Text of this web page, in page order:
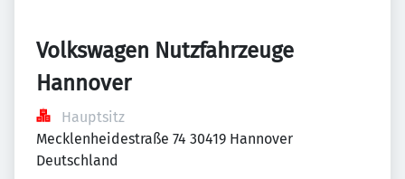
Volkswagen Nutzfahrzeuge
Hannover
Hauptsitz
Mecklenheidestraße 74 30419 Hannover
Deutschland